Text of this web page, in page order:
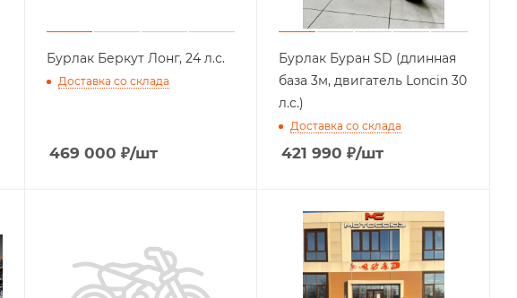
Бурлак Беркут Лонг, 24 л.с.
Доставка со склада
469 000 ₽/шт
Бурлак Буран SD (длинная
база 3м, двигатель Loncin 30
л.с.)
Доставка со склада
421 990 ₽/шт